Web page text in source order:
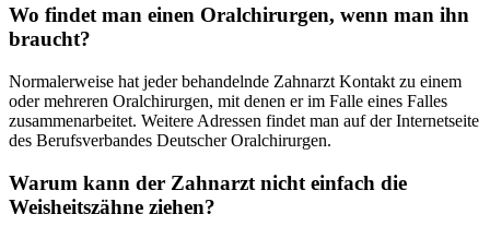
Wo findet man einen Oralchirurgen, wenn man ihn
braucht?
Normalerweise hat jeder behandelnde Zahnarzt Kontakt zu einem
oder mehreren Oralchirurgen, mit denen er im Falle eines Falles
zusammenarbeitet. Weitere Adressen findet man auf der Internetseite
des Berufsverbandes Deutscher Oralchirurgen.
Warum kann der Zahnarzt nicht einfach die
Weisheitszähne ziehen?